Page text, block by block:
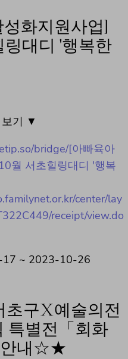
화지원사업]
링대디 '행복한
보기 ▼
bridge/[아빠육아
월 서초힐링대디 '행복
center/lay
receipt/view.do
17 ~ 2023-10-26
구X예술의전
특별전「회화
안내☆★